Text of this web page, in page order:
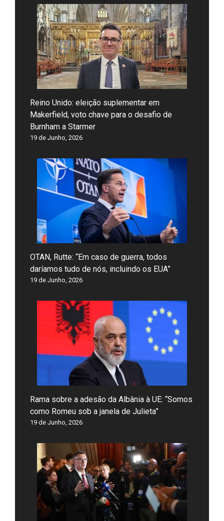
Reino Unido: eleição suplementar em
Makerfield, voto chave para o desafio de
Burnham a Starmer
19 de Junho, 2026
OTAN, Rutte: “Em caso de guerra, todos
daríamos tudo de nós, incluindo os EUA”
19 de Junho, 2026
Rama sobre a adesão da Albânia à UE: “Somos
como Romeu sob a janela de Julieta”
19 de Junho, 2026